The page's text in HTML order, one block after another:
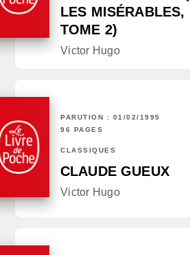
LES MISÉRABLES,
TOME 2)
Victor Hugo
PARUTION : 01/02/1995
96 PAGES
CLASSIQUES
CLAUDE GUEUX
Victor Hugo